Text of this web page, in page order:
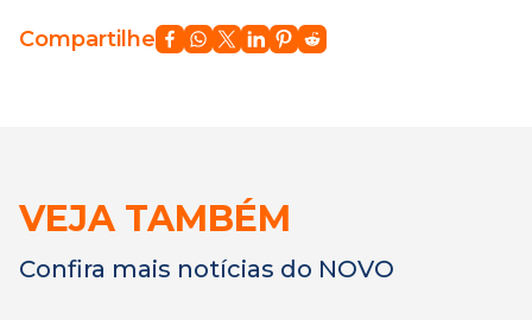
Compartilhe
VEJA TAMBÉM
Confira mais notícias do NOVO